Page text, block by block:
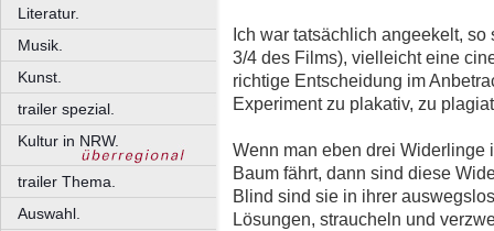
Literatur.
Musik.
Kunst.
trailer spezial.
Kultur in NRW.
trailer Thema.
Auswahl.
Ich war tatsächlich angeekelt,
3/4 des Films), vielleicht eine
richtige Entscheidung im
Experiment zu plakativ, zu
Wenn man eben drei Widerlinge
Baum fährt, dann sind diese
Blind sind sie in ihrer
Lösungen, straucheln und